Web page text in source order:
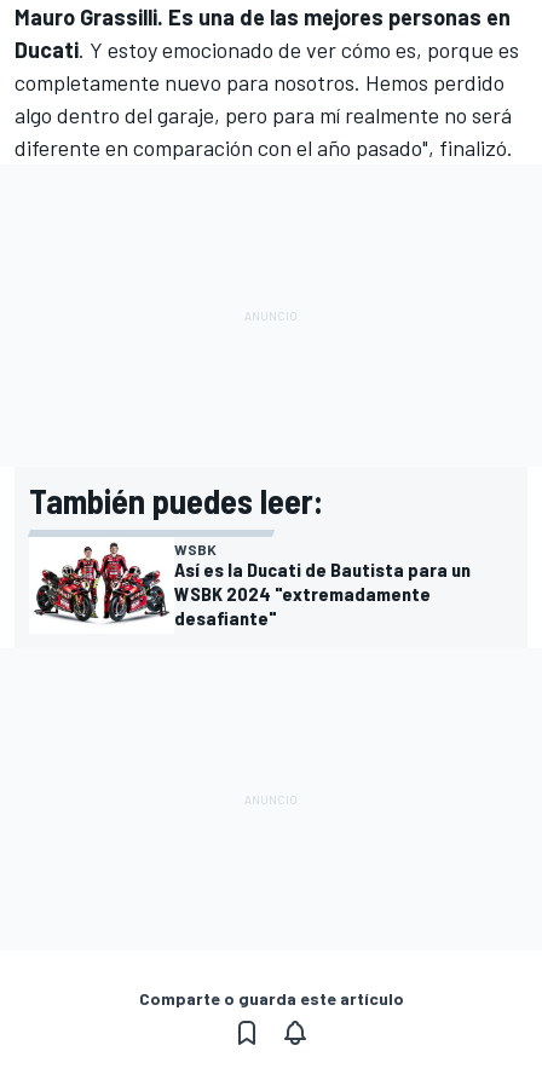
Mauro Grassilli. Es una de las mejores personas en
Ducati. Y estoy emocionado de ver cómo es, porque es
completamente nuevo para nosotros. Hemos perdido
algo dentro del garaje, pero para mí realmente no será
diferente en comparación con el año pasado", finalizó.
También puedes leer:
WSBK
Así es la Ducati de Bautista para un
WSBK 2024 "extremadamente
desafiante"
Comparte o guarda este artículo